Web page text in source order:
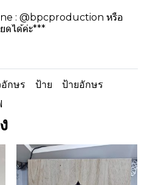
: @bpcproduction หรือ
ดได้ค่ะ***
กษร ป้าย
ป้ายอักษร